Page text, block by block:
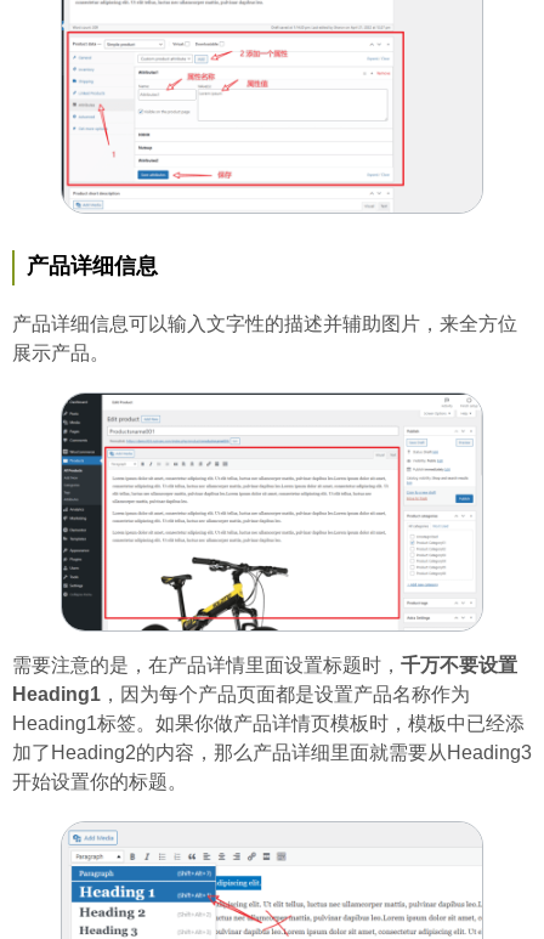
产品详细信息
产品详细信息可以输入文字性的描述并辅助图片，来全方位
展示产品。
需要注意的是，在产品详情里面设置标题时， 千万不要设置
Heading1 ，因为每个产品页面都是设置产品名称作为
Heading1标签。如果你做产品详情页模板时，模板中已经添
加了Heading2的内容，那么产品详细里面就需要从Heading3
开始设置你的标题。